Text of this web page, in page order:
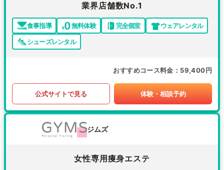
業界店舗数No.1
食事指導 無料体験 完全個室
ウェアレンタル
シューズレンタル
おすすめコース料金 59,400円
公式サイトで見る 体験・相談予約
ジムズ
女性専用痩身エステ